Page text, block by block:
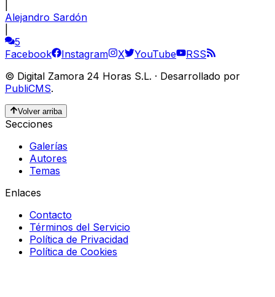
Alejandro Sardón
5
Facebook
Instagram X YouTube
RSS
© Digital Zamora 24 Horas S.L. · Desarrollado por
PubliCMS.
Volver arriba
Secciones
Galerías
Autores
Temas
Enlaces
Contacto
Términos del Servicio
Política de Privacidad
Política de Cookies